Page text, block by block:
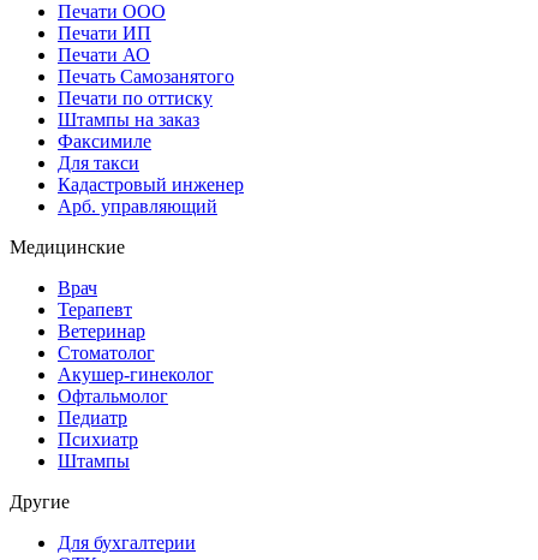
Печати ООО
Печати ИП
Печати АО
Печать Самозанятого
Печати по оттиску
Штампы на заказ
Факсимиле
Для такси
Кадастровый инженер
Арб. управляющий
Медицинские
Врач
Терапевт
Ветеринар
Стоматолог
Акушер-гинеколог
Офтальмолог
Педиатр
Психиатр
Штампы
Другие
Для бухгалтерии